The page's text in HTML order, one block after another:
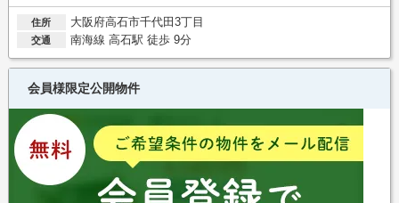
住所 大阪府高石市千代田3丁目
交通 南海線 高石駅 徒歩 9分
会員様限定公開物件